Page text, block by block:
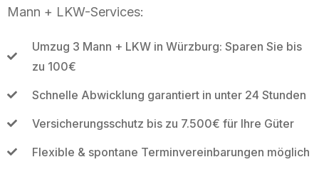
Mann + LKW-Services:
Umzug 3 Mann + LKW in Würzburg: Sparen Sie bis
zu 100€
Schnelle Abwicklung garantiert in unter 24 Stunden
Versicherungsschutz bis zu 7.500€ für Ihre Güter
Flexible & spontane Terminvereinbarungen möglich